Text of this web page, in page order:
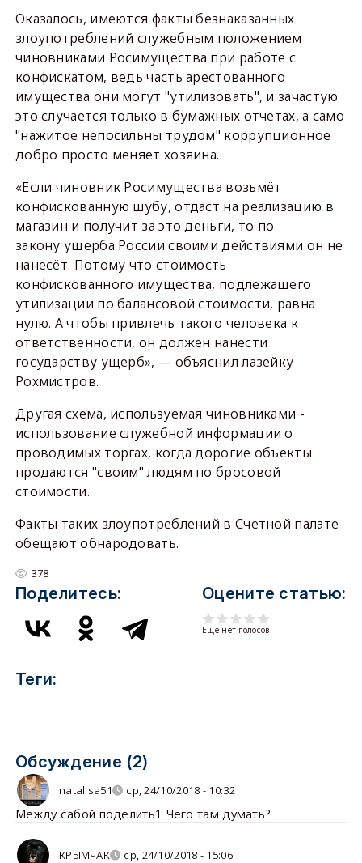
Оказалось, имеются факты безнаказанных
злоупотреблений служебным положением
чиновниками Росимущества при работе с
конфискатом, ведь часть арестованного
имущества они могут "утилизовать", и зачастую
это случается только в бумажных отчетах, а само
"нажитое непосильны трудом" коррупционное
добро просто меняет хозяина.
«Если чиновник Росимущества возьмёт
конфискованную шубу, отдаст на реализацию в
магазин и получит за это деньги, то по
закону ущерба России своими действиями он не
нанесёт. Потому что стоимость
конфискованного имущества, подлежащего
утилизации по балансовой стоимости, равна
нулю. А чтобы привлечь такого человека к
ответственности, он должен нанести
государству ущерб», — объяснил лазейку
Рохмистров.
Другая схема, используемая чиновниками -
использование служебной информации о
проводимых торгах, когда дорогие объекты
продаются "своим" людям по бросовой
стоимости.
Факты таких злоупотреблений в Счетной палате
обещают обнародовать.
378
Поделитесь: Оцените статью:
Еще нет голосов
Теги:
Обсуждение (2)
natalisa51 ср, 24/10/2018 - 10:32
Между сабой поделить1 Чего там думать?
КРЫМЧАК ср, 24/10/2018 - 15:06